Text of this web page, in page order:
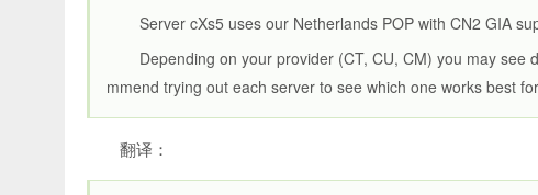
Server cXs5 uses our Netherlands POP with CN2 GIA
Depending on your provider (CT, CU, CM) you may
mmend trying out each server to see which one works best
翻译：